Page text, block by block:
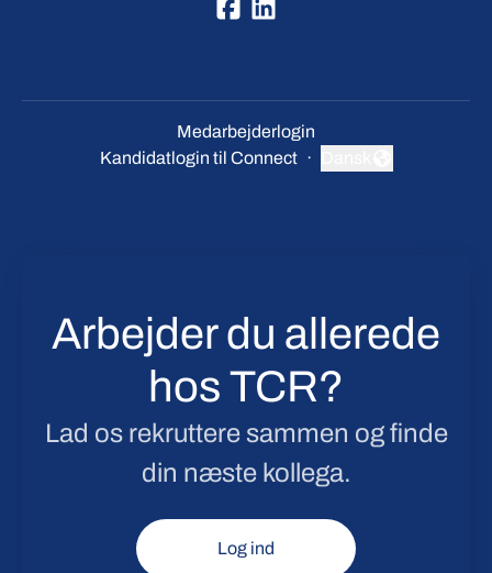
Medarbejderlogin
Kandidatlogin til Connect ·
Skift sprog
Arbejder du allerede
hos TCR?
Lad os rekruttere sammen og finde
din næste kollega.
Log ind